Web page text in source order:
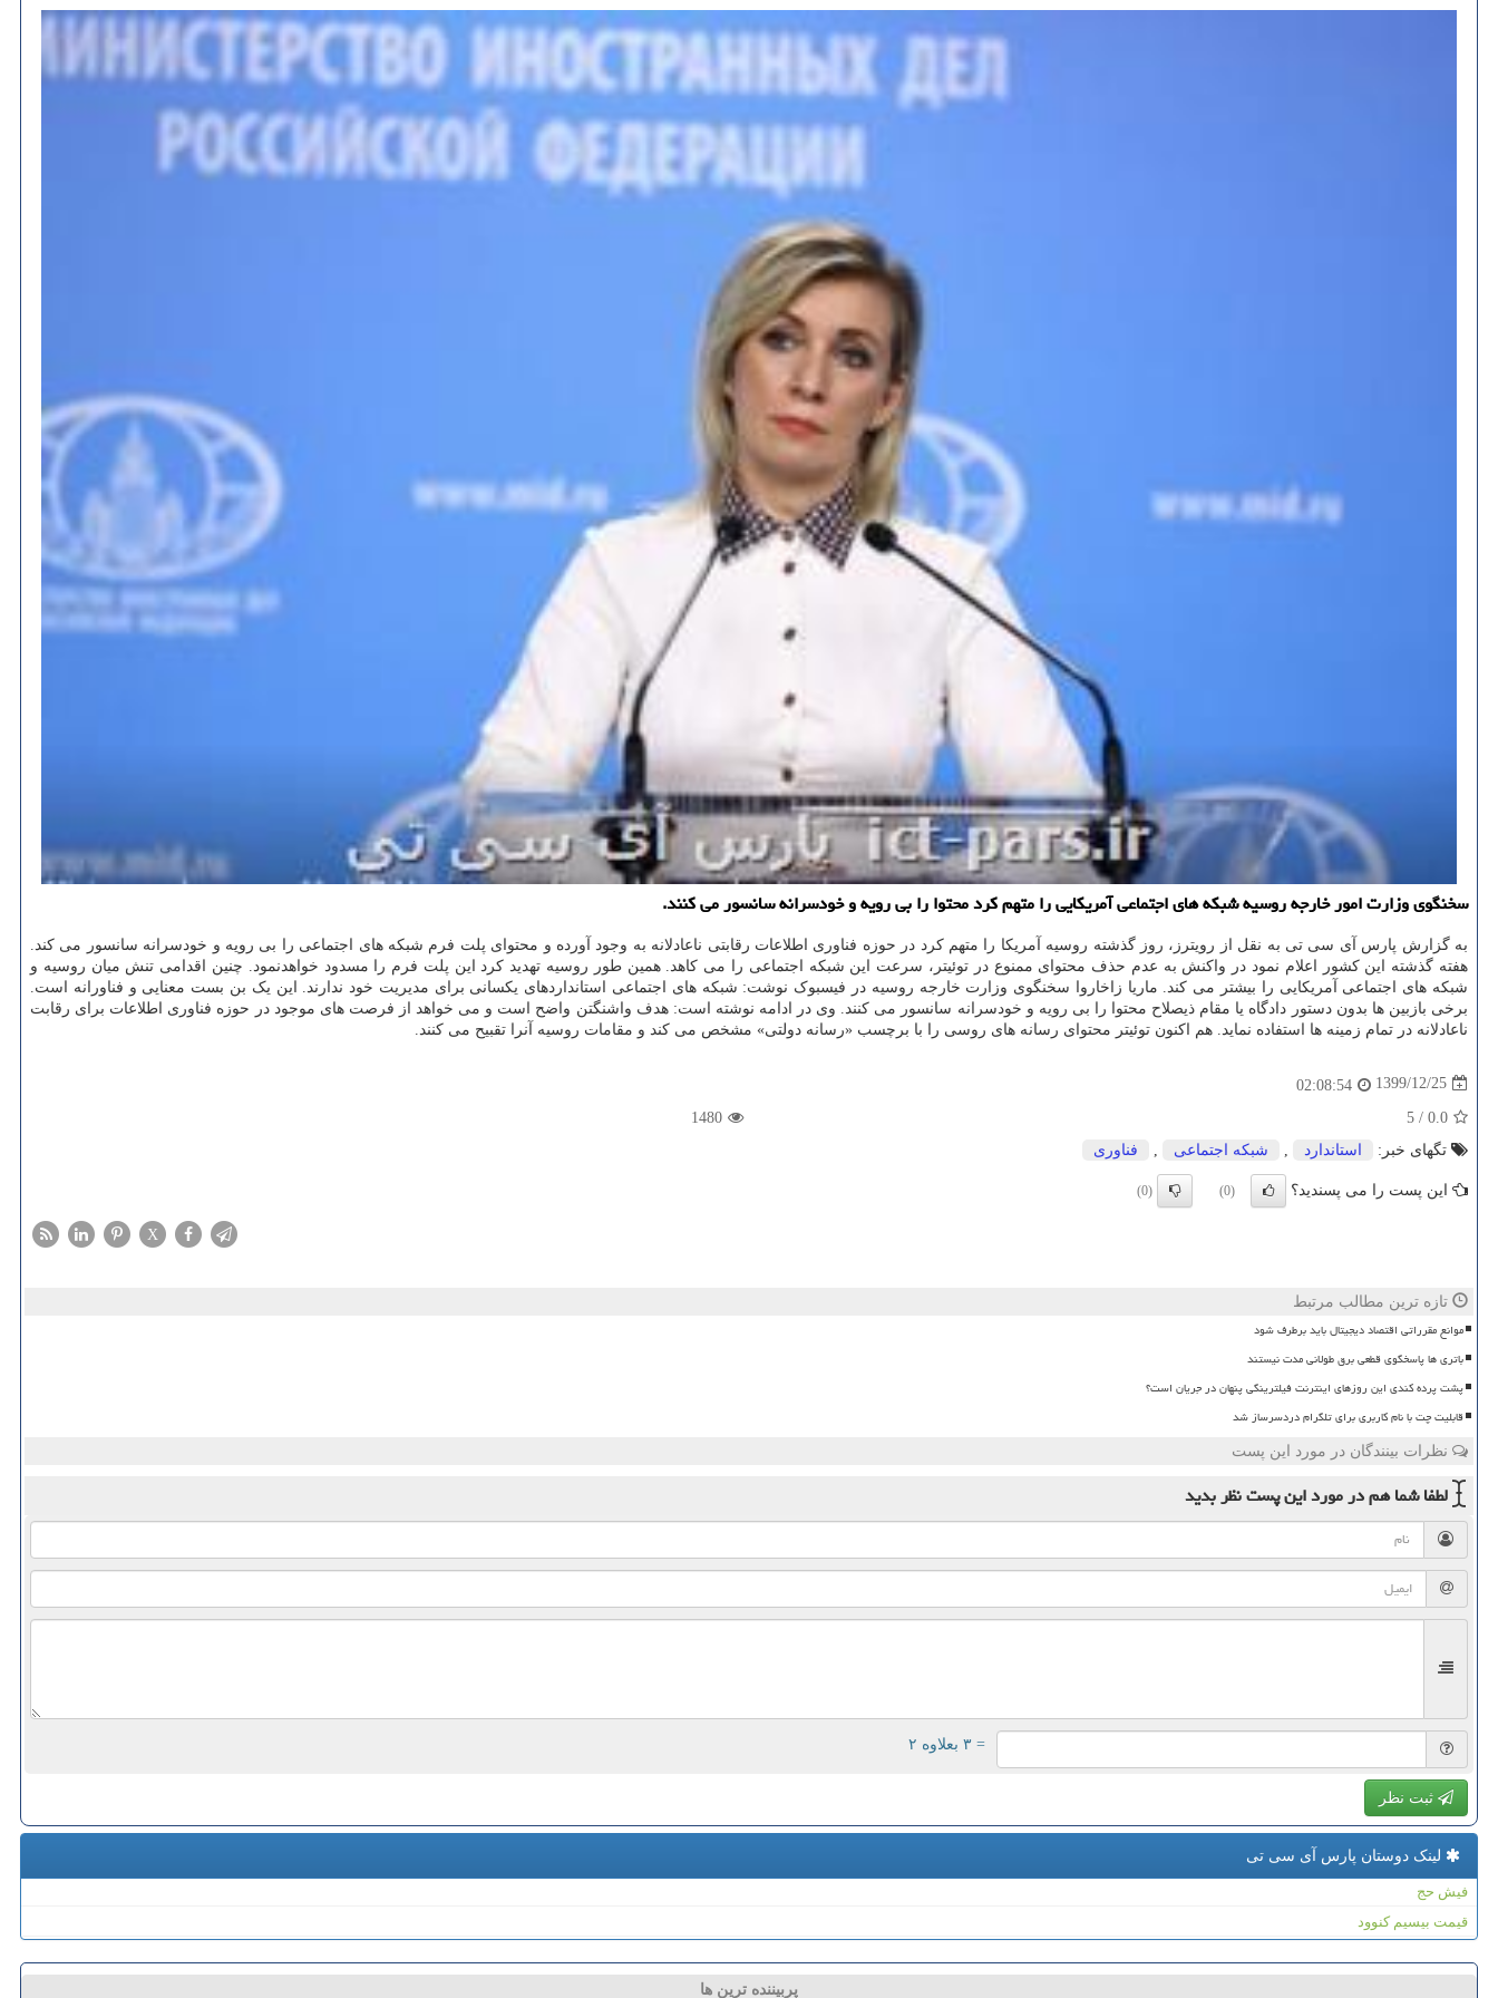
سخنگوی وزارت امور خارجه روسیه شبکه های اجتماعی آمریکایی را متهم کرد محتوا را بی رویه و خودسرانه سانسور می کنند.
به گزارش پارس آی سی تی به نقل از رویترز، روز گذشته روسیه آمریکا را متهم کرد در حوزه فناوری اطلاعات رقابتی ناعادلانه به وجود آورده و محتوای پلت فرم شبکه های اجتماعی را بی رویه و خودسرانه سانسور می کند.
هفته گذشته این کشور اعلام نمود در واکنش به عدم حذف محتوای ممنوع در توئیتر، سرعت این شبکه اجتماعی را می کاهد. همین طور روسیه تهدید کرد این پلت فرم را مسدود خواهدنمود. چنین اقدامی تنش میان روسیه و
شبکه های اجتماعی آمریکایی را بیشتر می کند. ماریا زاخاروا سخنگوی وزارت خارجه روسیه در فیسبوک نوشت: شبکه های اجتماعی استانداردهای یکسانی برای مدیریت خود ندارند. این یک بن بست معنایی و فناورانه است.
برخی بازبین ها بدون دستور دادگاه یا مقام ذیصلاح محتوا را بی رویه و خودسرانه سانسور می کنند. وی در ادامه نوشته است: هدف واشنگتن واضح است و می خواهد از فرصت های موجود در حوزه فناوری اطلاعات برای رقابت
ناعادلانه در تمام زمینه ها استفاده نماید. هم اکنون توئیتر محتوای رسانه های روسی را با برچسب «رسانه دولتی» مشخص می کند و مقامات روسیه آنرا تقبیح می کنند.
1399/12/25
02:08:54
0.0
/
5
1480
تگهای خبر:
استاندارد شبكه اجتماعی فناوری
این پست را می پسندید؟ (0)
(0)
X
تازه ترین مطالب مرتبط
موانع مقرراتی اقتصاد دیجیتال باید برطرف شود
باتری ها پاسخگوی قطعی برق طولانی مدت نیستند
پشت پرده کندی این روزهای اینترنت فیلترینگی پنهان در جریان است؟
قابلیت چت با نام کاربری برای تلگرام دردسرساز شد
نظرات بینندگان در مورد این پست
لطفا شما همدر مورد این پستنظر بدید
= ۳ بعلاوه ۲
ثبت نظر
لینک دوستان پارس آی سی تی
فیش حج
قیمت بیسیم کنوود
پربیننده ترین ها